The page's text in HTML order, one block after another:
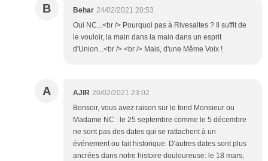
B Behar 24/02/2021 20:53
Oui NC...<br /> Pourquoi pas à Rivesaltes ? Il suffit de
le vouloir, la main dans la main dans un esprit
d'Union...<br /> <br /> Mais, d'une Même Voix !
A AJIR 20/02/2021 23:02
Bonsoir, vous avez raison sur le fond Monsieur ou
Madame NC : le 25 septembre comme le 5 décembre
ne sont pas des dates qui se rattachent à un
événement ou fait historique. D'autres dates sont plus
ancrées dans notre histoire douloureuse: le 18 mars,